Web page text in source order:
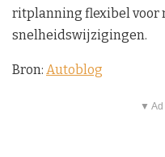
ritplanning flexibel voor
snelheidswijzigingen.
Bron: Autoblog
▼ Ad